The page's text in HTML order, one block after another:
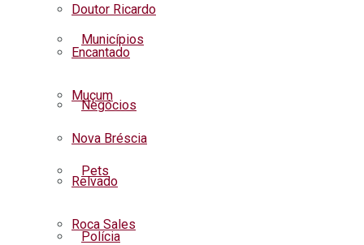
Municípios
Negócios
Pets
Polícia
Doutor Ricardo
Encantado
Muçum
Nova Bréscia
Relvado
Roca Sales